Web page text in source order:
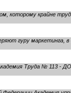
крайне
гуру маркетинга,
Труда № 113 -